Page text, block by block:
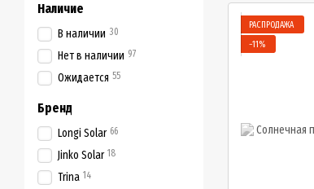
РАСПРОДАЖА
−11%
Наличие
В наличии 30
Нет в наличии 97
Ожидается 55
Бренд
Longi Solar 66
Jinko Solar 18
Trina 14